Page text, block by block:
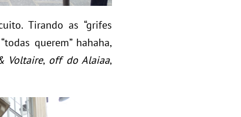
Tirando as “grifes
querem” hahaha,
Voltaire, off do Alaiaa,